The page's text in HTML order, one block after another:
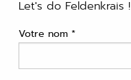
Let's do Feldenkrais !
Votre nom *